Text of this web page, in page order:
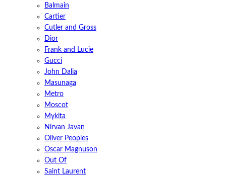
Balmain
Cartier
Cutler and Gross
Dior
Frank and Lucie
Gucci
John Dalia
Masunaga
Metro
Moscot
Mykita
Nirvan Javan
Oliver Peoples
Oscar Magnuson
Out Of
Saint Laurent